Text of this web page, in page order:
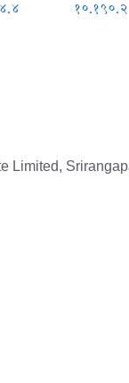
१०.१९०.२
Limited,